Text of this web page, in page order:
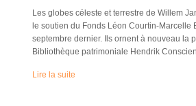
Les globes céleste et terrestre de Willem
le soutien du Fonds Léon Courtin-Marcelle
septembre dernier. Ils ornent à nouveau la
Bibliothèque patrimoniale Hendrik
Lire la suite